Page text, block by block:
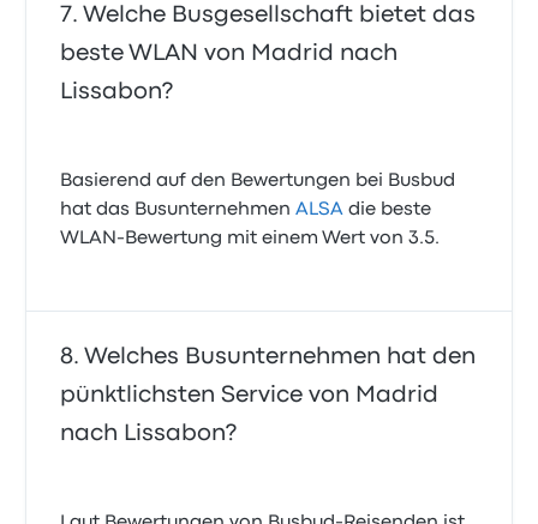
Welche Busgesellschaft bietet das
beste WLAN von Madrid nach
Lissabon?
Basierend auf den Bewertungen bei Busbud
hat das BusunternehmenALSA die beste
WLAN-Bewertung mit einem Wert von 3.5.
Welches Busunternehmen hat den
pünktlichsten Service von Madrid
nach Lissabon?